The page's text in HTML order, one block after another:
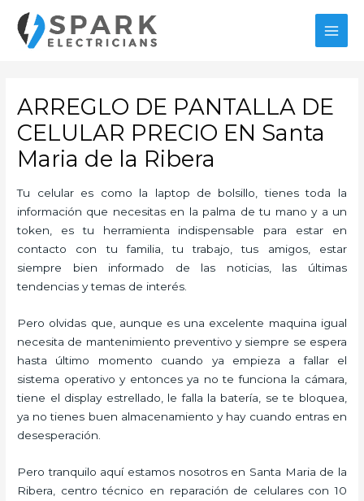
contenido
ARREGLO DE PANTALLA DE
CELULAR PRECIO EN Santa
Maria de la Ribera
Tu celular es como la laptop de bolsillo, tienes toda la
información que necesitas en la palma de tu mano y a un
token, es tu herramienta indispensable para estar en
contacto con tu familia, tu trabajo, tus amigos, estar
siempre bien informado de las noticias, las últimas
tendencias y temas de interés.
Pero olvidas que, aunque es una excelente maquina igual
necesita de mantenimiento preventivo y siempre se espera
hasta último momento cuando ya empieza a fallar el
sistema operativo y entonces ya no te funciona la cámara,
tiene el display estrellado, le falla la batería, se te bloquea,
ya no tienes buen almacenamiento y hay cuando entras en
desesperación.
Pero tranquilo aquí estamos nosotros en Santa Maria de la
Ribera, centro técnico en reparación de celulares con 10